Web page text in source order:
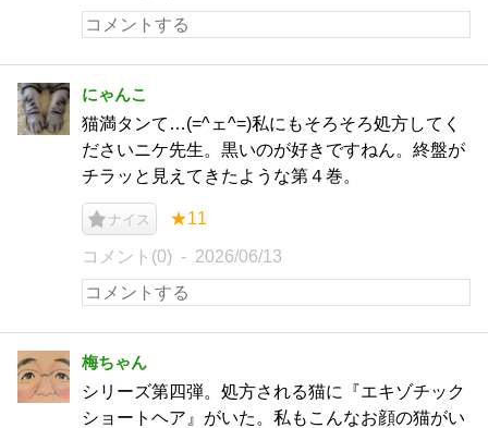
にゃんこ
猫満タンて…(=^ェ^=)私にもそろそろ処方してく
ださいニケ先生。黒いのが好きですねん。終盤が
チラッと見えてきたような第４巻。
ナイス ★11
コメント(0) 2026/06/13
梅ちゃん
シリーズ第四弾。処方される猫に『エキゾチック
ショートヘア』がいた。私もこんなお顔の猫がい